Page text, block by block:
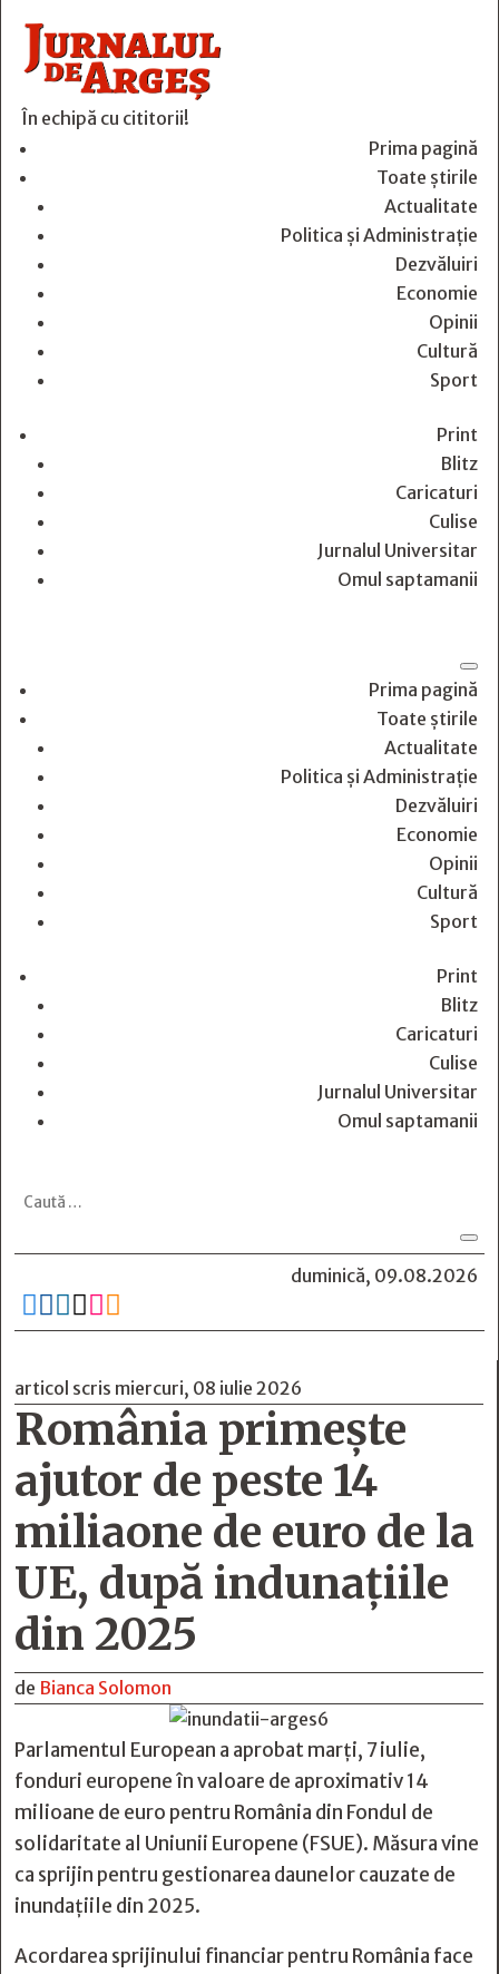
În echipă cu cititorii!
Prima pagină
Toate știrile
Actualitate
Politica și Administrație
Dezvăluiri
Economie
Opinii
Cultură
Sport
Print
Blitz
Caricaturi
Culise
Jurnalul Universitar
Omul saptamanii
Prima pagină
Toate știrile
Actualitate
Politica și Administrație
Dezvăluiri
Economie
Opinii
Cultură
Sport
Print
Blitz
Caricaturi
Culise
Jurnalul Universitar
Omul saptamanii
duminică, 09.08.2026
     
articol scris miercuri, 08 iulie 2026
România primește
ajutor de peste 14
miliaone de euro de la
UE, după indunațiile
din 2025
de Bianca Solomon
Parlamentul European a aprobat marți, 7 iulie,
fonduri europene în valoare de aproximativ 14
milioane de euro pentru România din Fondul de
solidaritate al Uniunii Europene (FSUE). Măsura vine
ca sprijin pentru gestionarea daunelor cauzate de
inundațiile din 2025.
Acordarea sprijinului financiar pentru România face